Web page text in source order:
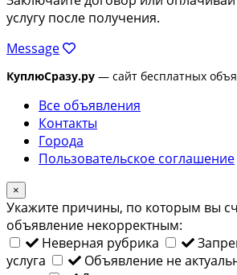
услугу после получения.
Message
КуплюСразу.ру — сайт бесплатных
Все объявления
Контакты
Города
Пользовательское соглашение
×
Укажите причины, по которым вы
объявление некорректным:
Неверная рубрика
услуга
Объявление не